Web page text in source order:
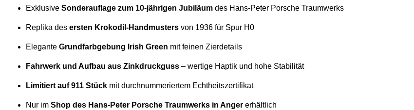
Exklusive Sonderauflage zum 10-jährigen Jubiläum des Hans-Peter Porsche Traumwerks
Replika des ersten Krokodil-Handmusters von 1936 für Spur H0
Elegante Grundfarbgebung Irish Green mit feinen Zierdetails
Fahrwerk und Aufbau aus Zinkdruckguss – wertige Haptik und hohe Stabilität
Limitiert auf 911 Stück mit durchnummeriertem Echtheitszertifikat
Nur im Shop des Hans-Peter Porsche Traumwerks in Anger erhältlich